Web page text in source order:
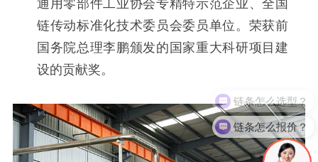
通用零部件工业协会专精特示范企业、全国
链传动标准化技术委员会委员单位。荣获前
国务院总理李鹏颁发的国家重大科研项目建
设的贡献奖。
链条怎么报价？